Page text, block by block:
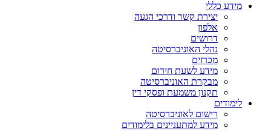
מידע כללי
יצירת קשר ודרכי הגעה
אלפון
דרושים
נהלי האוניברסיטה
מכרזים
מידע לשעת חירום
מבקרת האוניברסיטה
תקנון משמעת ופסקי דין
לימודים
רישום לאוניברסיטה
מידע למתעניינים בלימודים